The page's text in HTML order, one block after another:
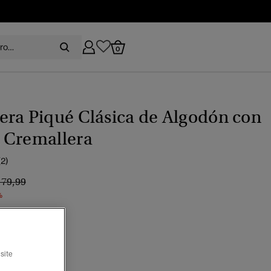
0
Piqué Clásica de Algodón con
rebajado de
a